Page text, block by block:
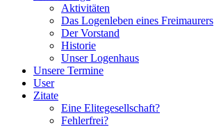
Aktivitäten
Das Logenleben eines Freimaurers
Der Vorstand
Historie
Unser Logenhaus
Unsere Termine
User
Zitate
Eine Elitegesellschaft?
Fehlerfrei?